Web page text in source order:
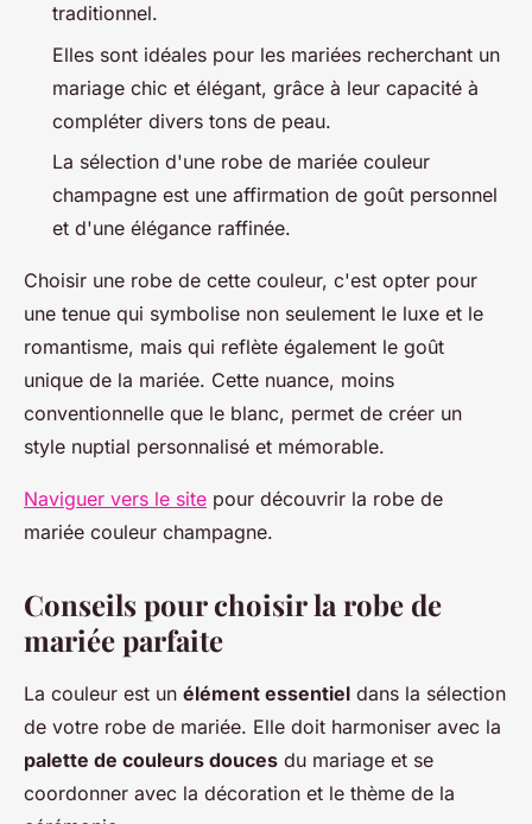
traditionnel.
Elles sont idéales pour les mariées recherchant un
mariage chic et élégant, grâce à leur capacité à
compléter divers tons de peau.
La sélection d'une robe de mariée couleur
champagne est une affirmation de goût personnel
et d'une élégance raffinée.
Choisir une robe de cette couleur, c'est opter pour
une tenue qui symbolise non seulement le luxe et le
romantisme, mais qui reflète également le goût
unique de la mariée. Cette nuance, moins
conventionnelle que le blanc, permet de créer un
style nuptial personnalisé et mémorable.
Naviguer vers le site pour découvrir la robe de
mariée couleur champagne.
Conseils pour choisir la robe de
mariée parfaite
La couleur est un élément essentiel dans la sélection
de votre robe de mariée. Elle doit harmoniser avec la
palette de couleurs douces du mariage et se
coordonner avec la décoration et le thème de la